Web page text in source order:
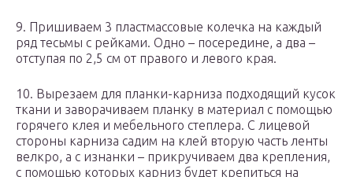
9. Пришиваем 3 пластмассовые колечка на каждый
ряд тесьмы с рейками. Одно – посередине, а два –
отступая по 2,5 см от правого и левого края.
10. Вырезаем для планки-карниза подходящий кусок
ткани и заворачиваем планку в материал с помощью
горячего клея и мебельного степлера. С лицевой
стороны карниза садим на клей вторую часть ленты
велкро, а с изнанки – прикручиваем два крепления,
с помощью которых карниз будет крепиться на